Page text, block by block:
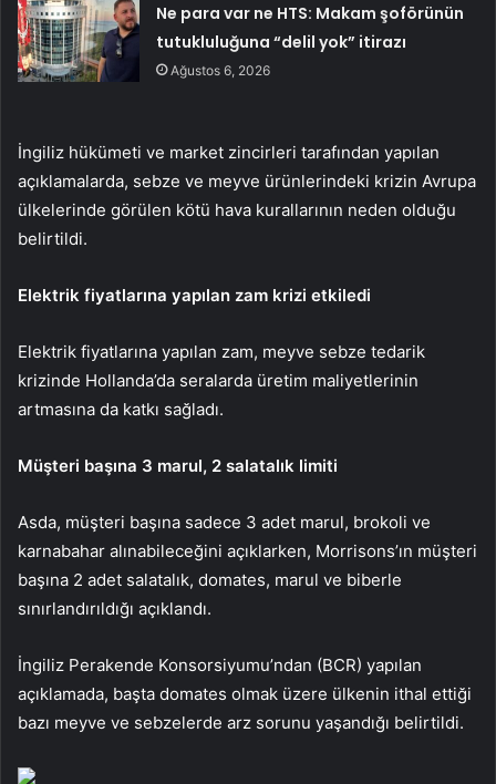
Ne para var ne HTS: Makam şoförünün
tutukluluğuna “delil yok” itirazı
Ağustos 6, 2026
İngiliz hükümeti ve market zincirleri tarafından yapılan
açıklamalarda, sebze ve meyve ürünlerindeki krizin Avrupa
ülkelerinde görülen kötü hava kurallarının neden olduğu
belirtildi.
Elektrik fiyatlarına yapılan zam krizi etkiledi
Elektrik fiyatlarına yapılan zam, meyve sebze tedarik
krizinde Hollanda’da seralarda üretim maliyetlerinin
artmasına da katkı sağladı.
Müşteri başına 3 marul, 2 salatalık limiti
Asda, müşteri başına sadece 3 adet marul, brokoli ve
karnabahar alınabileceğini açıklarken, Morrisons’ın müşteri
başına 2 adet salatalık, domates, marul ve biberle
sınırlandırıldığı açıklandı.
İngiliz Perakende Konsorsiyumu’ndan (BCR) yapılan
açıklamada, başta domates olmak üzere ülkenin ithal ettiği
bazı meyve ve sebzelerde arz sorunu yaşandığı belirtildi.